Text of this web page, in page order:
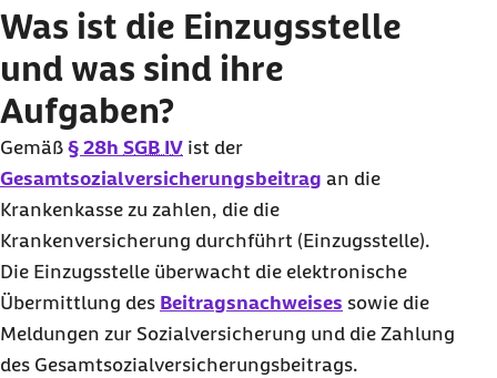
Aufgaben?
Einzugsstelle: was gilt bei privat
krankenversicherten Beschäftigten?
Einzugsstelle für geringfügig Beschäftigte
Was ist die Einzugsstelle
und was sind ihre
Aufgaben?
Gemäß § 28h SGB IV ist der
Gesamtsozialversicherungsbeitrag an die
Krankenkasse zu zahlen, die die
Krankenversicherung durchführt (Einzugsstelle).
Die Einzugsstelle überwacht die elektronische
Übermittlung des Beitragsnachweises sowie die
Meldungen zur Sozialversicherung und die Zahlung
des Gesamtsozialversicherungsbeitrags.